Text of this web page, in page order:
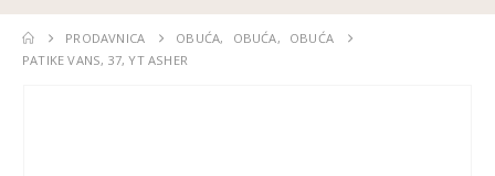
PRODAVNICA OBUĆA, OBUĆA,
OBUĆA
PATIKE VANS, 37, YT ASHER